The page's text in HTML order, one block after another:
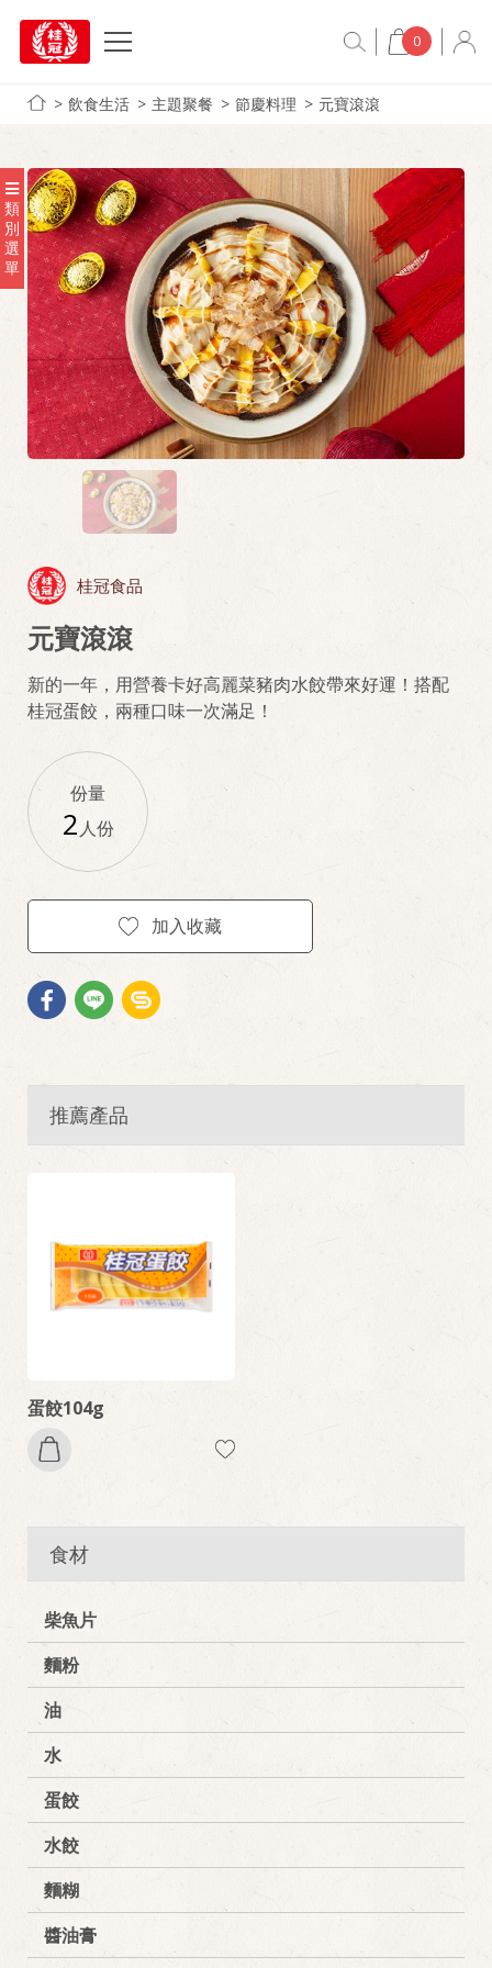
0
飲食生活 主題聚餐 節慶料理 元寶滾滾
類
別
選
單
桂冠食品
元寶滾滾
新的一年，用營養卡好高麗菜豬肉水餃帶來好運！搭配
桂冠蛋餃，兩種口味一次滿足！
份量
2人份
加入收藏
推薦產品
蛋餃104g
食材
柴魚片
麵粉
油
水
蛋餃
水餃
麵糊
醬油膏